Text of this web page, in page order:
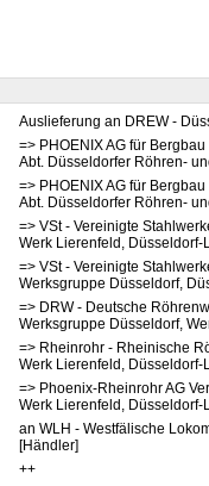
Auslieferung an DREW -
=> PHOENIX AG für
Abt. Düsseldorfer Röhren-
=> PHOENIX AG für
Abt. Düsseldorfer Röhren-
=> VSt - Vereinigte
Werk Lierenfeld,
=> VSt - Vereinigte
Werksgruppe Düsseldorf,
=> DRW - Deutsche
Werksgruppe Düsseldorf,
=> Rheinrohr - Rheinische
Werk Lierenfeld,
=> Phoenix-Rheinrohr AG
Werk Lierenfeld,
an WLH - Westfälische
[Händler]
++